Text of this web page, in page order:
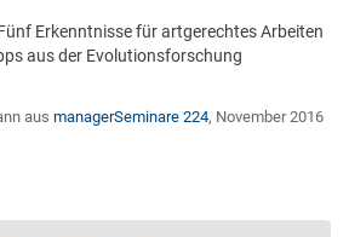
Erkenntnisse für artgerechtes Arbeiten
aus der Evolutionsforschung
aus managerSeminare 224, November 2016